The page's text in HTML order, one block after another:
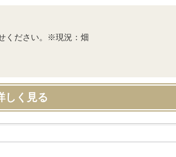
ください。※現況：畑
しく見る